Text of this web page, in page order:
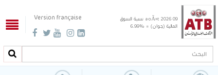
Version française 09 aoÃ»t 2026
نسبة السوق
المالية (جوان) = %6.99
البحث